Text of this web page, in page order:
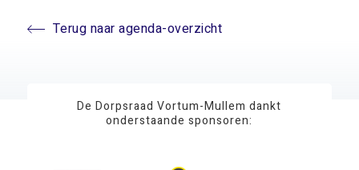
Terug naar agenda-overzicht
De Dorpsraad Vortum-Mullem dankt
onderstaande sponsoren: